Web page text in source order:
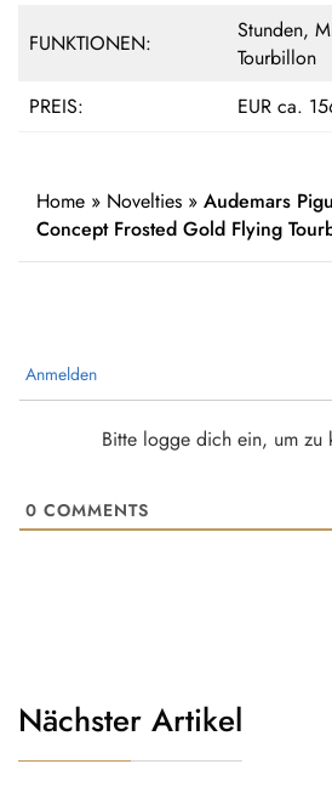
FUNKTIONEN:
Stunden,
Tourbillon
PREIS:
EUR ca.
Home » Novelties » Audemars
Concept Frosted Gold Flying
Anmelden
Bitte logge dich ein, um zu
0 COMMENTS
Nächster Artikel